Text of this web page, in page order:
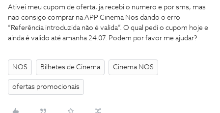
Ativei meu cupom de oferta, ja recebi o numero e por sms, mas
nao consigo comprar na APP Cinema Nos dando o erro
“Referência introduzida não é valida”. O qual pedi o cupom hoje e
ainda é valido até amanha 24.07. Podem por favor me ajudar?
NOS Bilhetes de Cinema Cinema NOS
ofertas promocionais